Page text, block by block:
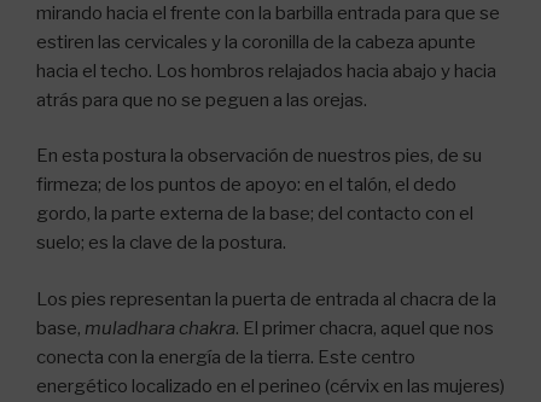
mirando hacia el frente con la barbilla entrada para que se
estiren las cervicales y la coronilla de la cabeza apunte
hacia el techo. Los hombros relajados hacia abajo y hacia
atrás para que no se peguen a las orejas.
En esta postura la observación de nuestros pies, de su
firmeza; de los puntos de apoyo: en el talón, el dedo
gordo, la parte externa de la base; del contacto con el
suelo; es la clave de la postura.
Los pies representan la puerta de entrada al chacra de la
base, muladhara chakra. El primer chacra, aquel que nos
conecta con la energía de la tierra. Este centro
energético localizado en el perineo (cérvix en las mujeres)